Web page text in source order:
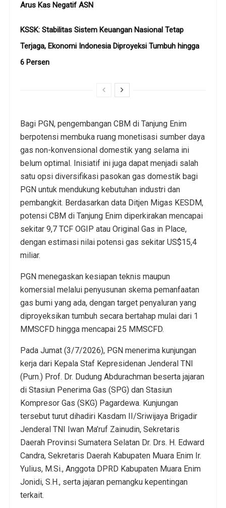
Arus Kas Negatif ASN
KSSK: Stabilitas Sistem Keuangan Nasional Tetap
Terjaga, Ekonomi Indonesia Diproyeksi Tumbuh hingga
6 Persen
Bagi PGN, pengembangan CBM di Tanjung Enim
berpotensi membuka ruang monetisasi sumber daya
gas non-konvensional domestik yang selama ini
belum optimal. Inisiatif ini juga dapat menjadi salah
satu opsi diversifikasi pasokan gas domestik bagi
PGN untuk mendukung kebutuhan industri dan
pembangkit. Berdasarkan data Ditjen Migas KESDM,
potensi CBM di Tanjung Enim diperkirakan mencapai
sekitar 9,7 TCF OGIP atau Original Gas in Place,
dengan estimasi nilai potensi gas sekitar US$15,4
miliar.
PGN menegaskan kesiapan teknis maupun
komersial melalui penyusunan skema pemanfaatan
gas bumi yang ada, dengan target penyaluran yang
diproyeksikan tumbuh secara bertahap mulai dari 1
MMSCFD hingga mencapai 25 MMSCFD.
Pada Jumat (3/7/2026), PGN menerima kunjungan
kerja dari Kepala Staf Kepresidenan Jenderal TNI
(Purn.) Prof. Dr. Dudung Abdurachman beserta jajaran
di Stasiun Penerima Gas (SPG) dan Stasiun
Kompresor Gas (SKG) Pagardewa. Kunjungan
tersebut turut dihadiri Kasdam II/Sriwijaya Brigadir
Jenderal TNI Iwan Ma’ruf Zainudin, Sekretaris
Daerah Provinsi Sumatera Selatan Dr. Drs. H. Edward
Candra, Sekretaris Daerah Kabupaten Muara Enim Ir.
Yulius, M.Si., Anggota DPRD Kabupaten Muara Enim
Jonidi, S.H., serta jajaran pemangku kepentingan
terkait.